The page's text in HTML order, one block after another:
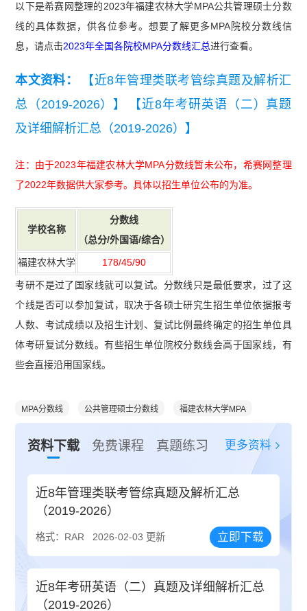
以下是希赛网整理的2023年福建农林大学MPA公共管理硕士分数
线的具体数据，供各位参考。想要了解更多MPA院校分数线信
息，请点击2023年全国各院校MPA分数线汇总进行查看。
本文资料：
【近8年管理类联考管综真题及解析汇
总（2019-2026）】
【近8年考研英语（二）真题
及详细解析汇总（2019-2026）】
注：由于2023年福建农林大学MPA分数线暂未公布，希赛网整理
了2022年数据供大家参考。具体以招生单位公布的为准。
学校名称
分数线
（总分/外国语/综合）
福建农林大学 178/45/90
考研不是过了国家线就可以复试。分数线只是最低要求，过了这
个线是否可以参加复试，取决于各硕士研究生招生单位依据报考
人数、考试成绩以及招生计划、复试比例最终确定的招生单位具
体考研复试分数线。有些招生单位院校分数线会高于国家线，有
些会直接沿用国家线。
MPA分数线 公共管理硕士分数线 福建农林大学MPA
资料下载 免费课程 真题练习 更多资料
近8年管理类联考管综真题及解析汇总
（2019-2026）
格式：RAR 2026-02-03 更新 立即下载
近8年考研英语（二）真题及详细解析汇总
（2019-2026）